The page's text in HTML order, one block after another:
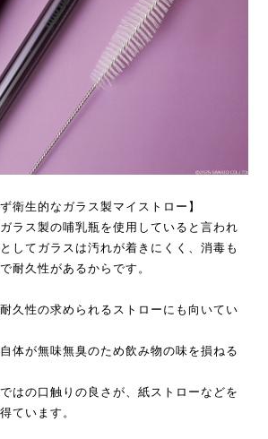
衛生的なガラス製マイストロー】
ラス製の哺乳瓶を使用していると言われ
してガラスは汚れが着きにくく、消毒も
耐久性があるからです。
久性の求められるストローにも向いてい
体が無味無臭のため飲み物の味を損ねる
はの口触りの良さが、紙ストローなどを
ています。